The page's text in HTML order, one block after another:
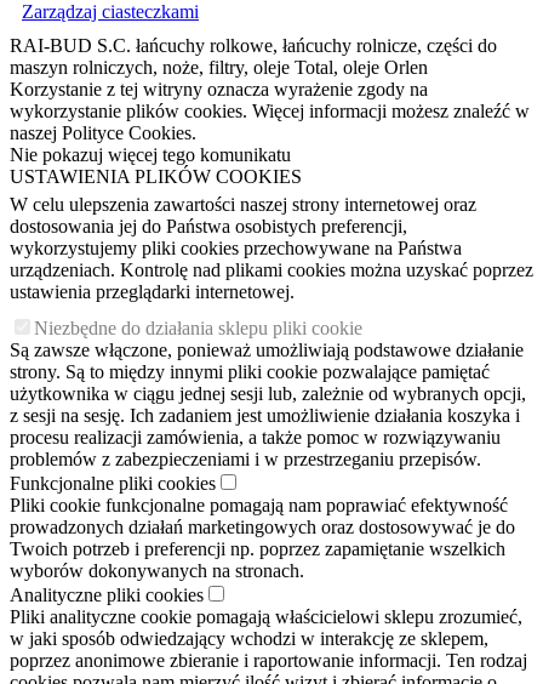
Zarządzaj ciasteczkami
RAI-BUD S.C. łańcuchy rolkowe, łańcuchy rolnicze, części do
maszyn rolniczych, noże, filtry, oleje Total, oleje Orlen
Korzystanie z tej witryny oznacza wyrażenie zgody na
wykorzystanie plików cookies. Więcej informacji możesz znaleźć w
naszej Polityce Cookies.
Nie pokazuj więcej tego komunikatu
USTAWIENIA PLIKÓW COOKIES
W celu ulepszenia zawartości naszej strony internetowej oraz
dostosowania jej do Państwa osobistych preferencji,
wykorzystujemy pliki cookies przechowywane na Państwa
urządzeniach. Kontrolę nad plikami cookies można uzyskać poprzez
ustawienia przeglądarki internetowej.
Niezbędne do działania sklepu pliki cookie
Są zawsze włączone, ponieważ umożliwiają podstawowe działanie
strony. Są to między innymi pliki cookie pozwalające pamiętać
użytkownika w ciągu jednej sesji lub, zależnie od wybranych opcji,
z sesji na sesję. Ich zadaniem jest umożliwienie działania koszyka i
procesu realizacji zamówienia, a także pomoc w rozwiązywaniu
problemów z zabezpieczeniami i w przestrzeganiu przepisów.
Funkcjonalne pliki cookies
Pliki cookie funkcjonalne pomagają nam poprawiać efektywność
prowadzonych działań marketingowych oraz dostosowywać je do
Twoich potrzeb i preferencji np. poprzez zapamiętanie wszelkich
wyborów dokonywanych na stronach.
Analityczne pliki cookies
Pliki analityczne cookie pomagają właścicielowi sklepu zrozumieć,
w jaki sposób odwiedzający wchodzi w interakcję ze sklepem,
poprzez anonimowe zbieranie i raportowanie informacji. Ten rodzaj